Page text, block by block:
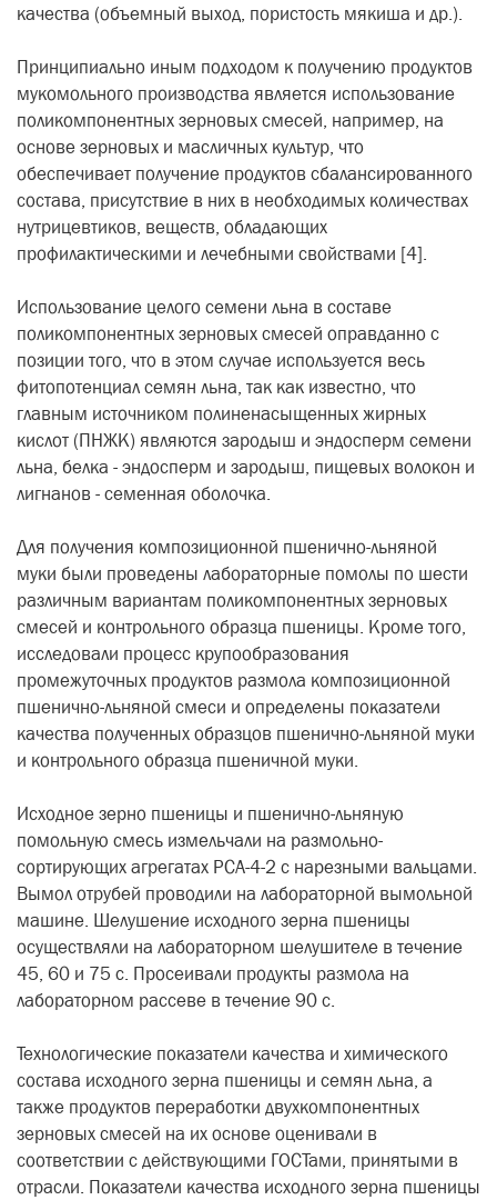
качества (объемный выход, пористость мякиша и др.).
Принципиально иным подходом к получению продуктов
мукомольного производства является использование
поликомпонентных зерновых смесей, например, на
основе зерновых и масличных культур, что
обеспечивает получение продуктов сбалансированного
состава, присутствие в них в необходимых количествах
нутрицевтиков, веществ, обладающих
профилактическими и лечебными свойствами [4].
Использование целого семени льна в составе
поликомпонентных зерновых смесей оправданно с
позиции того, что в этом случае используется весь
фитопотенциал семян льна, так как известно, что
главным источником полиненасыщенных жирных
кислот (ПНЖК) являются зародыш и эндосперм семени
льна, белка - эндосперм и зародыш, пищевых волокон и
лигнанов - семенная оболочка.
Для получения композиционной пшенично-льняной
муки были проведены лабораторные помолы по шести
различным вариантам поликомпонентных зерновых
смесей и контрольного образца пшеницы. Кроме того,
исследовали процесс крупообразования
промежуточных продуктов размола композиционной
пшенично-льняной смеси и определены показатели
качества полученных образцов пшенично-льняной муки
и контрольного образца пшеничной муки.
Исходное зерно пшеницы и пшенично-льняную
помольную смесь измельчали на размольно-
сортирующих агрегатах РСА-4-2 с нарезными вальцами.
Вымол отрубей проводили на лабораторной вымольной
машине. Шелушение исходного зерна пшеницы
осуществляли на лабораторном шелушителе в течение
45, 60 и 75 с. Просеивали продукты размола на
лабораторном рассеве в течение 90 с.
Технологические показатели качества и химического
состава исходного зерна пшеницы и семян льна, а
также продуктов переработки двухкомпонентных
зерновых смесей на их основе оценивали в
соответствии с действующими ГОСТами, принятыми в
отрасли. Показатели качества исходного зерна пшеницы